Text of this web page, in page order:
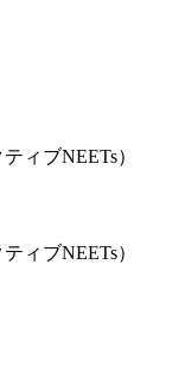
ィブNEETs）
ィブNEETs）